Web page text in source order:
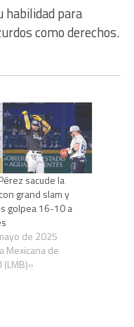
habilidad para
como derechos.
sacude la
grand slam y
golpea 16-10 a
de 2025
Mexicana de
(LMB)»